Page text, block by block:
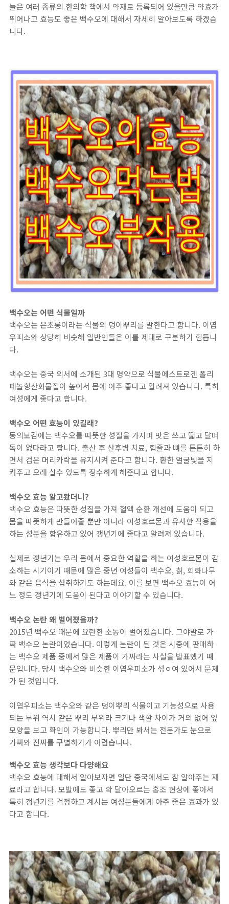
늘은 여러 종류의 한의학 책에서 약재로 등록되어 있을만큼 약효가
뛰어나고 효능도 좋은 백수오에 대해서 자세히 알아보도록 하겠습
니다.
백수오는 어떤 식물일까
백수오는 은초롱이라는 식물의 덩이뿌리를 말한다고 합니다. 이엽
우피소와 상당히 비슷해 일반인들은 이를 제대로 구분하기 힘듭니
다.
백수오는 중국 의서에 소개된 3대 명약으로 식물에스트로겐 폴리
페놀항산화물질이 높아서 몸에 아주 좋다고 알려져 있습니다. 특히
여성에게 좋다고 합니다.
백수오 어떤 효능이 있길래?
동의보감에는 백수오를 따뜻한 성질을 가지며 맛은 쓰고 떫고 달며
독이 없다라고 합니다. 출산 후 산후병 치료, 힘줄과 뼈를 튼튼히 하
면서 검은 머리카락을 유지시켜 준다고 합니다. 환한 얼굴빛을 지
켜주고 오래 살수 있도록 장수하게 해준다고 합니다.
백수오 효능 알고봤더니?
백수오 효능은 따뜻한 성질을 가져 혈액 순환 개선에 도움이 되고
몸을 따뜻하게 만들어줄 뿐만 아니라 여성호르몬과 유사한 작용을
하는 성분을 함유하고 있어 갱년기에 좋다고 알려져 있습니다.
실제로 갱년기는 우리 몸에서 중요한 역할을 하는 여성호르몬이 감
소하는 시기이기 때문에 많은 중년 여성들이 백수오, 칡, 회화나무
와 같은 음식을 섭취하기도 하는데요. 이를 보면 백수오 효능이 어
느 정도 갱년기에 도움이 된다고 이야기할 수 있습니다.
백수오 논란 왜 벌어졌을까?
2015년 백수오 때문에 요란한 소동이 벌어졌습니다. 그야말로 가
짜 백수오 논란이었습니다. 이렇게 논란이 된 것은 시중에 판매하
는 백수오 제품 중에서 많은 제품이 가짜라는 사실을 발표했기 때
문입니다. 당시 백수오와 비슷한 이엽우피소가 섞ㅇ여 있어서 문제
가 된 것입니다.
이엽우피소는 백수오와 같은 덩이뿌리 식물이고 기능성으로 사용
되는 부위 역시 같은 뿌리 부위라 크기나 색깔 차이가 거의 없어 잎
모양을 보고 확인이 가능합니다. 뿌리만 봐서는 전문가도 눈으로
가짜와 진짜를 구별하기가 어렵습니다.
백수오 효능 생각보다 다양해요
​백수오 효능에 대해서 알아보자면 일단 중국에서도 참 알아주는 재
료라고 합니다. 모발에도 좋고 확 달아오르는 홍조 현상에 좋아서
특히 갱년기를 걱정하고 계시는 여성분들에게 아주 좋은 효과가 있
다고 합니다.​​